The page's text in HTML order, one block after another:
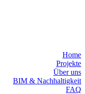
Home
Projekte
Über uns
BIM & Nachhaltigkeit
FAQ